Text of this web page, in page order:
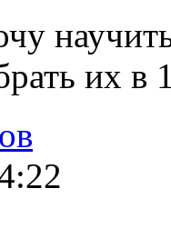
их в